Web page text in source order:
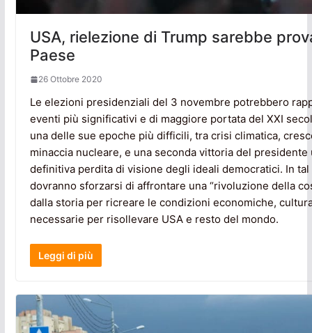
USA, rielezione di Trump sarebbe
Paese
26 Ottobre 2020
Le elezioni presidenziali del 3 novembre potrebbero
eventi più significativi e di maggiore portata del XXI
una delle sue epoche più difficili, tra crisi climatica,
minaccia nucleare, e una seconda vittoria del
definitiva perdita di visione degli ideali democratici. In tal
dovranno sforzarsi di affrontare una “rivoluzione della
dalla storia per ricreare le condizioni economiche,
necessarie per risollevare USA e resto del mondo.
Leggi di più